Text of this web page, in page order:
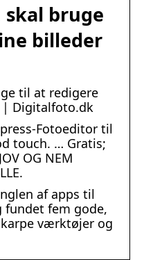
skal bruge
billeder
til at redigere
| Digitalfoto.dk
Fotoeditor til
touch. … Gratis;
OG NEM
af apps til
fundet fem gode,
værktøjer og